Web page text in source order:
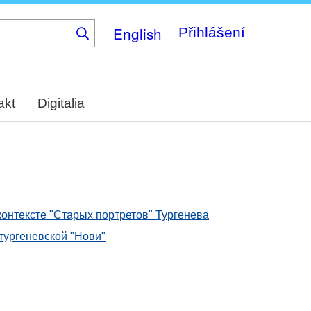
English Přihlášení
Digitalia
"Старых портретов" Тургенева
"Нови"